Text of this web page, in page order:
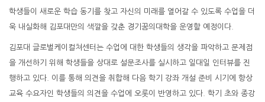
학생들이 새로운 학습 동기를 찾고 자신의 미래를 열어갈 수 있도록 수업을 더
욱 내실화해 김포대만의 색깔을 갖춘 경기꿈의대학을 운영할 예정이다.
김포대 글로벌케이컬쳐센터는 수업에 대한 학생들의 생각을 파악하고 문제점
을 개선하기 위해 학생들을 상대로 설문조사를 실시하고 일대일 인터뷰를 진
행하고 있다. 이를 통해 의견을 취합해 다음 학기 강좌 개설 준비 시기에 항상
교육 수요자인 학생들의 의견을 수업에 오롯이 반영하고 있다. 학기 초와 종강